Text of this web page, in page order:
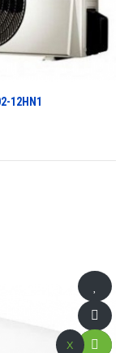
12HN1
x